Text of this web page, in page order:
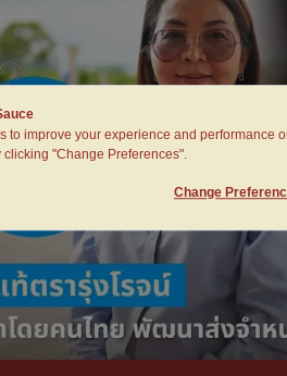
to improve your experience and performance
"Change Preferences".
Change